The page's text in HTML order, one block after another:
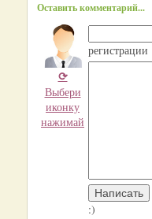
Оставить комментарий...
⟳
Выбери
иконку
нажимай
регистрации
:)